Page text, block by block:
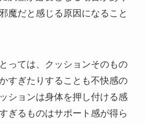
魔だと感じる原因になること
っては、クッションそのもの
すぎたりすることも不快感の
ションは身体を押し付ける感
ぎるものはサポート感が得ら